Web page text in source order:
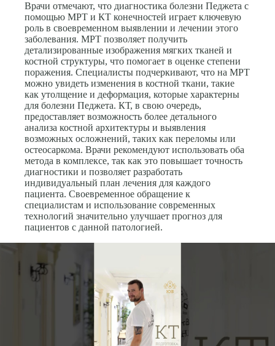
Врачи отмечают, что диагностика болезни Педжета с
помощью МРТ и КТ конечностей играет ключевую
роль в своевременном выявлении и лечении этого
заболевания. МРТ позволяет получить
детализированные изображения мягких тканей и
костной структуры, что помогает в оценке степени
поражения. Специалисты подчеркивают, что на МРТ
можно увидеть изменения в костной ткани, такие
как утолщение и деформация, которые характерны
для болезни Педжета. КТ, в свою очередь,
предоставляет возможность более детального
анализа костной архитектуры и выявления
возможных осложнений, таких как переломы или
остеосаркома. Врачи рекомендуют использовать оба
метода в комплексе, так как это повышает точность
диагностики и позволяет разработать
индивидуальный план лечения для каждого
пациента. Своевременное обращение к
специалистам и использование современных
технологий значительно улучшает прогноз для
пациентов с данной патологией.